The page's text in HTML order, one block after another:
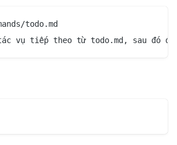
todo.md